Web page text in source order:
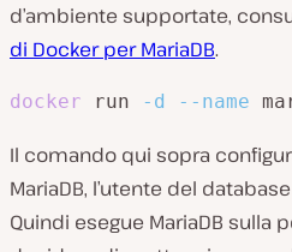
d’ambiente supportate,
di Docker per MariaDB.
docker run -d --name
Il comando qui sopra
MariaDB, l’utente del
Quindi esegue MariaDB sulla